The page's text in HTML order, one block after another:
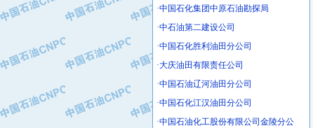
·中核苏阀科技实业股份有限公司
·济南柴油机股份有限公司
·上海科瑞曼士德电源系统集成有限公
·东方合金铸造厂
·保定北奥石油物探特种车辆制造有限
·盘锦辽河油田天意石油装备有限公司
·中国石油天然气管道局穿越公司
·中国石化集团中原石油勘探局
·中石油第二建设公司
·中国石化胜利油田分公司
·大庆油田有限责任公司
·中国石油辽河油田分公司
·中国石化江汉油田分公司
·中国石油化工股份有限公司金陵分公